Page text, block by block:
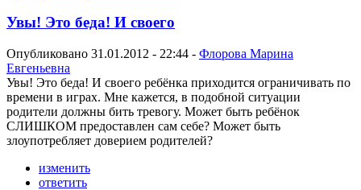
Увы! Это беда! И своего
Опубликовано 31.01.2012 - 22:44 - Флорова Марина
Евгеньевна
Увы! Это беда! И своего ребёнка приходится ограничивать по
времени в играх. Мне кажется, в подобной ситуации
родители должны бить тревогу. Может быть ребёнок
СЛИШКОМ предоставлен сам себе? Может быть
злоупотребляет доверием родителей?
изменить
ответить